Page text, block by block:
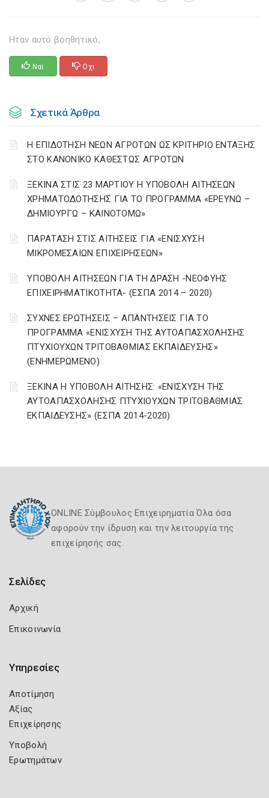
Ηταν αυτό βοηθητικό;
Ναι Οχι
Σχετικά Άρθρα
Η ΕΠΙΔΟΤΗΣΗ ΝΕΩΝ ΑΓΡΟΤΩΝ ΩΣ ΚΡΙΤΗΡΙΟ ΕΝΤΑΞΗΣ
ΣΤΟ ΚΑΝΟΝΙΚΟ ΚΑΘΕΣΤΩΣ ΑΓΡΟΤΩΝ
ΞΕΚΙΝΑ ΣΤΙΣ 23 ΜΑΡΤΙΟΥ Η ΥΠΟΒΟΛΗ ΑΙΤΗΣΕΩΝ
ΧΡΗΜΑΤΟΔΟΤΗΣΗΣ ΓΙΑ ΤΟ ΠΡΟΓΡΑΜΜΑ «ΕΡΕΥΝΩ –
ΔΗΜΙΟΥΡΓΩ – ΚΑΙΝΟΤΟΜΩ»
ΠΑΡΑΤΑΣΗ ΣΤΙΣ ΑΙΤΗΣΕΙΣ ΓΙΑ «ΕΝΙΣΧΥΣΗ
ΜΙΚΡΟΜΕΣΑΙΩΝ ΕΠΙΧΕΙΡΗΣΕΩΝ»
ΥΠΟΒΟΛΗ ΑΙΤΗΣΕΩΝ ΓΙΑ ΤΗ ΔΡΑΣΗ -ΝΕΟΦΥΗΣ
ΕΠΙΧΕΙΡΗΜΑΤΙΚΟΤΗΤΑ- (ΕΣΠΑ 2014 – 2020)
ΣΥΧΝΕΣ ΕΡΩΤΗΣΕΙΣ – ΑΠΑΝΤΗΣΕΙΣ ΓΙΑ ΤΟ
ΠΡΟΓΡΑΜΜΑ «ΕΝΙΣΧΥΣΗ ΤΗΣ ΑΥΤΟΑΠΑΣΧΟΛΗΣΗΣ
ΠΤΥΧΙΟΥΧΩΝ ΤΡΙΤΟΒΑΘΜΙΑΣ ΕΚΠΑΙΔΕΥΣΗΣ»
(ΕΝΗΜΕΡΩΜΕΝΟ)
ΞΕΚΙΝΑ Η ΥΠΟΒΟΛΗ ΑΙΤΗΣΗΣ: «ΕΝΙΣΧΥΣΗ ΤΗΣ
ΑΥΤΟΑΠΑΣΧΟΛΗΣΗΣ ΠΤΥΧΙΟΥΧΩΝ ΤΡΙΤΟΒΑΘΜΙΑΣ
ΕΚΠΑΙΔΕΥΣΗΣ» (ΕΣΠΑ 2014-2020)
ONLINE Σύμβουλος Επιχειρηματία Όλα όσα
αφορούν την ίδρυση και την λειτουργία της
επιχείρησής σας.
Σελίδες
Αρχική
Επικοινωνία
Υπηρεσίες
Αποτίμηση
Αξίας
Επιχείρησης
Υποβολή
Ερωτημάτων